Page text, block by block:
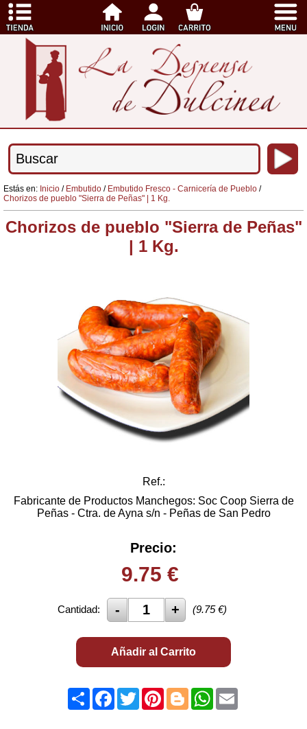
Estás en: Inicio / Embutido / Embutido Fresco - Carnicería de Pueblo /
Chorizos de pueblo "Sierra de Peñas" | 1 Kg.
Chorizos de pueblo "Sierra de Peñas"
| 1 Kg.
Ref.:
Fabricante de Productos Manchegos: Soc Coop Sierra de
Peñas - Ctra. de Ayna s/n - Peñas de San Pedro
Precio:
9.75 €
Cantidad: (9.75€)
Añadir al Carrito
ShareFacebook
TwitterPinterest
BloggerWhatsApp